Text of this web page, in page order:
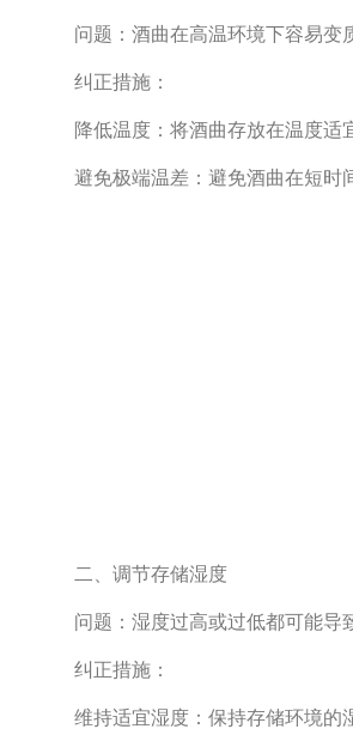
问题：酒曲在高温环境下容易变
纠正措施：
降低温度：将酒曲存放在温度适
避免极端温差：避免酒曲在短时
二、调节存储湿度
问题：湿度过高或过低都可能导
纠正措施：
维持适宜湿度：保持存储环境的